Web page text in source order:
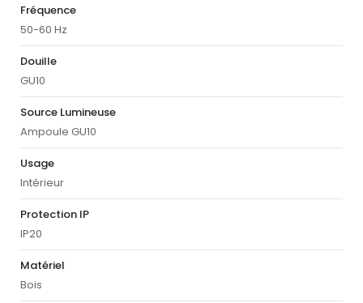
Fréquence
50-60 Hz
Douille
GU10
Source Lumineuse
Ampoule GU10
Usage
Intérieur
Protection IP
IP20
Matériel
Bois